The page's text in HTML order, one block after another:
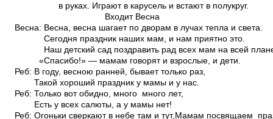
в руках. Играют в карусель и встают в полукруг.
Входит Весна
Весна: Весна, весна шагает по дворам в лучах тепла и света.
Сегодня праздник наших мам, и нам приятно это.
Наш детский сад поздравить рад всех мам на всей
«Спасибо!» — мамам говорят и взрослые, и дети.
Реб: В году, весною ранней, бывает только раз,
Такой хороший праздник у мамы и у нас.
Реб: Только вот обидно, много ­ много лет,
Есть у всех салюты, а у мамы нет!
Реб: Огоньки сверкают в небе там и тут,Мамам посвящаем